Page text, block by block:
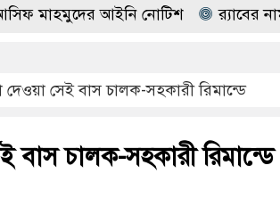
আইনি নোটিশ র‍্যাবের নাম
দেওয়া সেই বাস চালক-সহকারী রিমান্ডে
বাস চালক-সহকারী রিমান্ডে